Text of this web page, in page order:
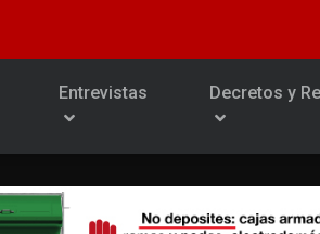
Entrevistas Decretos y